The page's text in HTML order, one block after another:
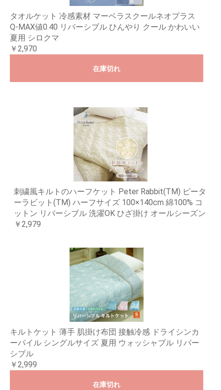
タオルケット 冷感素材 マーベラスクールネオプラス
Q-MAX値0.40 リバーシブル ひんやり クール かわいい
夏用 シロクマ
￥2,970
在庫切れ
刺繍風キルトのハーフケット Peter Rabbit(TM) ピータ
ーラビット(TM) ハーフサイズ 100×140cm 綿100% コ
ットン リバーシブル 洗濯OK ひざ掛け オールシーズン
￥2,979
キルトケット 薄手 肌掛け布団 接触冷感 ドライシンカ
ーパイル シングルサイズ 夏用 ウォッシャブル リバー
シブル
￥2,999
在庫切れ